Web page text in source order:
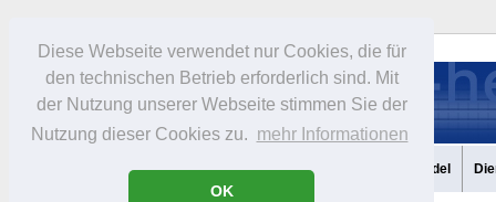
Diese Webseite verwendet nur Cookies, die für
den technischen Betrieb erforderlich sind. Mit
der Nutzung unserer Webseite stimmen Sie der
Nutzung dieser Cookies zu. mehr Informationen
OK
Portrait Infos Freizeit Gastronomie Handel